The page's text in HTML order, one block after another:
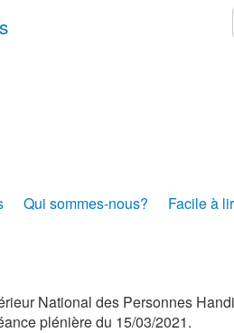
Qui sommes-nous? Facile à
National des Personnes
plénière du 15/03/2021.